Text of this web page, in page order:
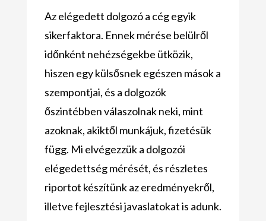
Az elégedett dolgozó a cég egyik
sikerfaktora. Ennek mérése belülről
időnként nehézségekbe ütközik,
hiszen egy külsősnek egészen mások a
szempontjai, és a dolgozók
őszintébben válaszolnak neki, mint
azoknak, akiktől munkájuk, fizetésük
függ. Mi elvégezzük a dolgozói
elégedettség mérését, és részletes
riportot készítünk az eredményekről,
illetve fejlesztési javaslatokat is adunk.